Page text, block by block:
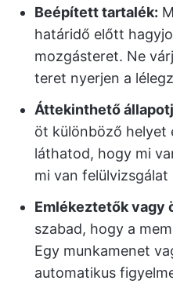
Beépített tartalék:
határidő előtt
mozgásteret. Ne
teret nyerjen a
Áttekinthető
öt különböző helyet
láthatod, hogy mi
mi van
Emlékeztetők vagy
szabad, hogy a
Egy munkamenet
automatikus